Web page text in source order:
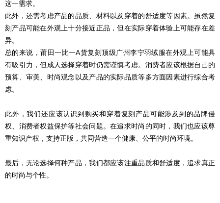
这一需求。
此外，还需考虑产品的品质、材料以及穿着的舒适度等因素。虽然复
刻产品可能在外观上十分接近正品，但在实际穿着体验上可能存在差
异。
总的来说，莆田一比一A货复刻顶级广州李宁羽绒服在外观上可能具
有吸引力，但成人选择穿着时仍需谨慎考虑。消费者应该根据自己的
预算、审美、时尚观念以及产品的实际品质等多方面因素进行综合考
虑。
此外，我们还应该认识到购买和穿着复刻产品可能涉及到的品牌侵
权、消费者权益保护等社会问题。在追求时尚的同时，我们也应该尊
重知识产权，支持正版，共同营造一个健康、公平的时尚环境。
最后，无论选择何种产品，我们都应该注重品质和舒适度，追求真正
的时尚与个性。